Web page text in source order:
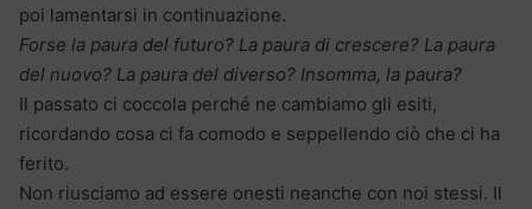
poi lamentarsi in continuazione.
Forse la paura del futuro? La paura di crescere? La paura
del nuovo? La paura del diverso? Insomma, la paura?
Il passato ci coccola perché ne cambiamo gli esiti,
ricordando cosa ci fa comodo e seppellendo ciò che ci ha
ferito.
Non riusciamo ad essere onesti neanche con noi stessi. Il